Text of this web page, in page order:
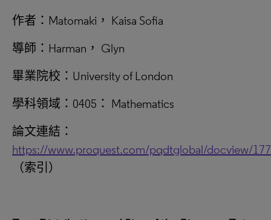
作者：Matomaki， Kaisa Sofia
導師：Harman， Glyn
畢業院校：University of London
學科領域：0405： Mathematics
論文連結：
https://www.proquest.com/pqdtglobal/docview/
（索引）